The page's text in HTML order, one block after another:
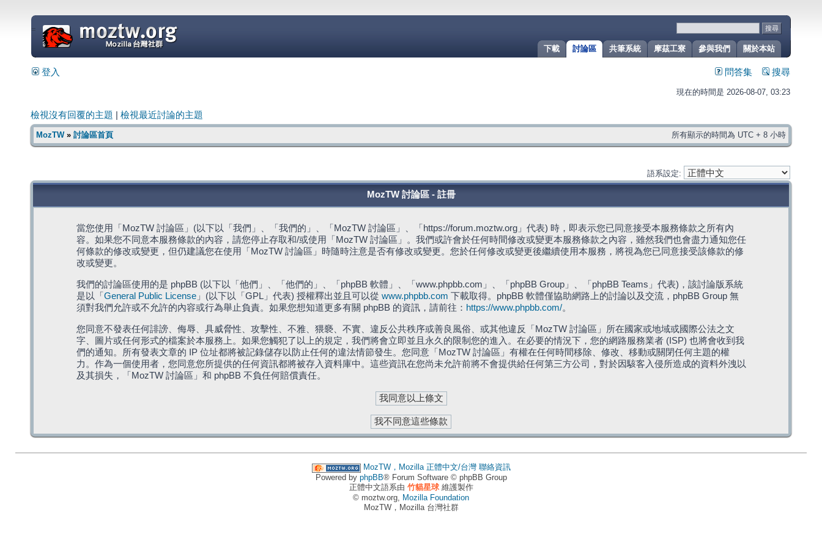
關於本站
參與我們
摩茲工寮
共筆系統
討論區
下載
=
登入 問答集 搜尋
現在的時間是 2026-08-07, 03:23
檢視沒有回覆的主題 檢視最近討論的主題
MozTW» 討論區首頁 所有顯示的時間為 UTC + 8 小時
語系設定:
MozTW 討論區 - 註冊
當您使用「MozTW 討論區」(以下以「我們」、「我們的」、「MozTW 討論區」、「https://forum.moztw.org」代表) 時，即表示您已同意接受本服務條款之所有內
容。如果您不同意本服務條款的內容，請您停止存取和/或使用「MozTW 討論區」。我們或許會於任何時間修改或變更本服務條款之內容，雖然我們也會盡力通知您任
何條款的修改或變更，但仍建議您在使用「MozTW 討論區」時隨時注意是否有修改或變更。您於任何修改或變更後繼續使用本服務，將視為您已同意接受該條款的修
改或變更。
我們的討論區使用的是 phpBB (以下以「他們」、「他們的」、「phpBB 軟體」、「www.phpbb.com」、「phpBB Group」、「phpBB Teams」代表)，該討論版系統
是以「 General Public License」(以下以「GPL」代表) 授權釋出並且可以從 www.phpbb.com 下載取得。phpBB 軟體僅協助網路上的討論以及交流，phpBB Group 無
須對我們允許或不允許的內容或行為舉止負責。如果您想知道更多有關 phpBB 的資訊，請前往： https://www.phpbb.com/。
您同意不發表任何誹謗、侮辱、具威脅性、攻擊性、不雅、猥褻、不實、違反公共秩序或善良風俗、或其他違反「MozTW 討論區」所在國家或地域或國際公法之文
字、圖片或任何形式的檔案於本服務上。如果您觸犯了以上的規定，我們將會立即並且永久的限制您的進入。在必要的情況下，您的網路服務業者 (ISP) 也將會收到我
們的通知。所有發表文章的 IP 位址都將被記錄儲存以防止任何的違法情節發生。您同意「MozTW 討論區」有權在任何時間移除、修改、移動或關閉任何主題的權
力。作為一個使用者，您同意您所提供的任何資訊都將被存入資料庫中。這些資訊在您尚未允許前將不會提供給任何第三方公司，對於因駭客入侵所造成的資料外洩以
及其損失，「MozTW 討論區」和 phpBB 不負任何賠償責任。
MozTW，Mozilla 正體中文/台灣 聯絡資訊
Powered by phpBB® Forum Software © phpBB Group
正體中文語系由 竹貓星球維護製作
© moztw.org, Mozilla Foundation
MozTW，Mozilla 台灣社群